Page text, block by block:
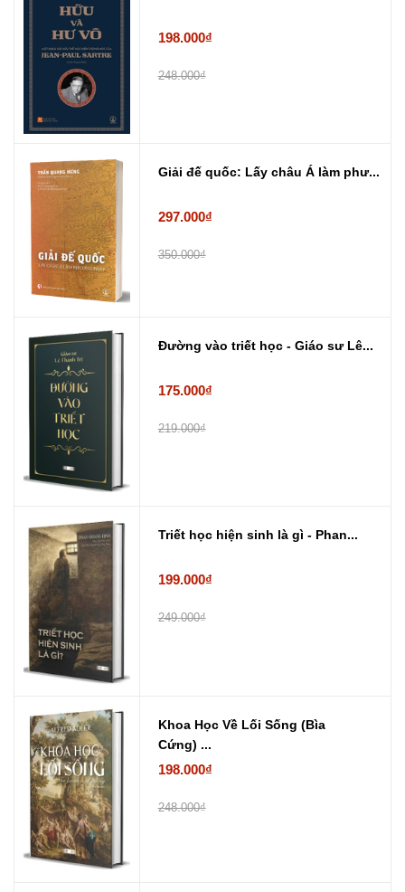
198.000₫
248.000₫
Giải đế quốc: Lấy châu Á làm phư...
297.000₫
350.000₫
Đường vào triết học - Giáo sư Lê...
175.000₫
219.000₫
Triết học hiện sinh là gì - Phan...
199.000₫
249.000₫
Khoa Học Về Lối Sống (Bìa
Cứng) ...
198.000₫
248.000₫